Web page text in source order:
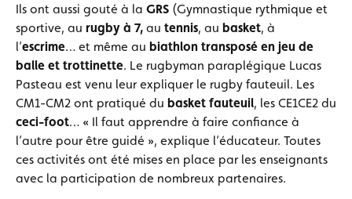
Ils ont aussi gouté à la GRS (Gymnastique rythmique et
sportive, au rugby à 7, au tennis, au basket, à
l’escrime… et même au biathlon transposé en jeu de
balle et trottinette. Le rugbyman paraplégique Lucas
Pasteau est venu leur expliquer le rugby fauteuil. Les
CM1-CM2 ont pratiqué du basket fauteuil, les CE1CE2 du
ceci-foot… « Il faut apprendre à faire confiance à
l’autre pour être guidé », explique l’éducateur. Toutes
ces activités ont été mises en place par les enseignants
avec la participation de nombreux partenaires.